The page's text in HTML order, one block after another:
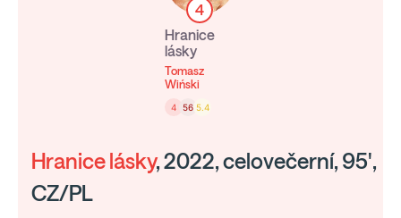
4
Hranice
lásky
Tomasz
Wiński
4 56 5.4
Hranice lásky, 2022, celovečerní, 95',
CZ/PL